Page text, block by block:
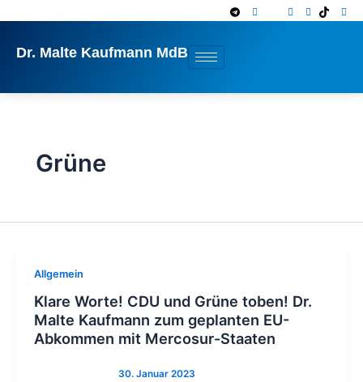
springen
Dr. Malte Kaufmann MdB
Grüne
Allgemein
Klare Worte! CDU und Grüne toben! Dr.
Malte Kaufmann zum geplanten EU-
Abkommen mit Mercosur-Staaten